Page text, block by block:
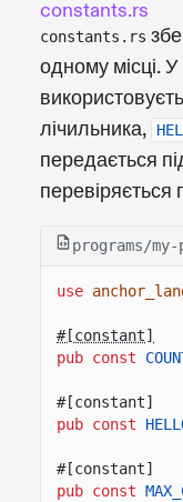
constants.rs
constants.rs
одному місці.
лічильника,
передається
programs/
use
#[constant]
pub const
#[constant]
pub const
#[constant]
pub const